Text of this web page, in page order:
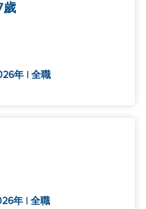
歲
年 | 全職
年 | 全職